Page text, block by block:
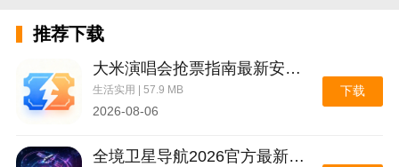
推荐下载
大米演唱会抢票指南最新安卓版
生活实用 | 57.9 MB
2026-08-06
下载
全境卫星导航2026官方最新版本